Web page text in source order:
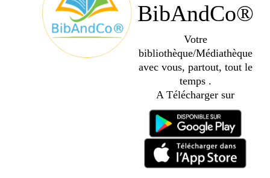
BibAndCo®
Votre
bibliothèque/Médiathèque
avec vous, partout, tout le
temps .
A Télécharger sur